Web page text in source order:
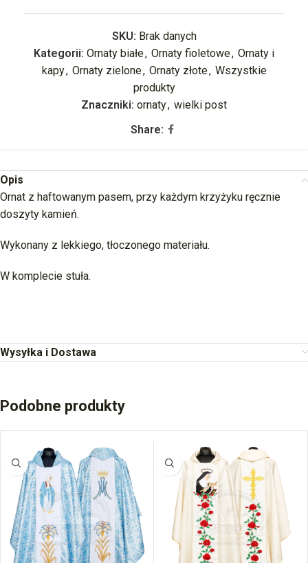
SKU: Brak danych
Kategorii: Ornaty białe, Ornaty fioletowe, Ornaty i
kapy, Ornaty zielone, Ornaty złote, Wszystkie
produkty
Znaczniki: ornaty, wielki post
Share:
Opis
Ornat z haftowanym pasem, przy każdym krzyżyku ręcznie
doszyty kamień.
Wykonany z lekkiego, tłoczonego materiału.
W komplecie stuła.
Wysyłka i Dostawa
Podobne produkty